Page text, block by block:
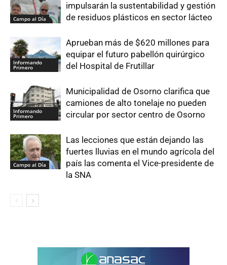
Campo al Día
impulsarán la sustentabilidad y gestión
de residuos plásticos en sector lácteo
Informando
Primero
Aprueban más de $620 millones para
equipar el futuro pabellón quirúrgico
del Hospital de Frutillar
Informando
Primero
Municipalidad de Osorno clarifica que
camiones de alto tonelaje no pueden
circular por sector centro de Osorno
Campo al Día
Las lecciones que están dejando las
fuertes lluvias en el mundo agrícola del
país las comenta el Vice-presidente de
la SNA